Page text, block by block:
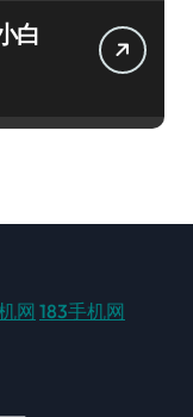
白
网 183手机网